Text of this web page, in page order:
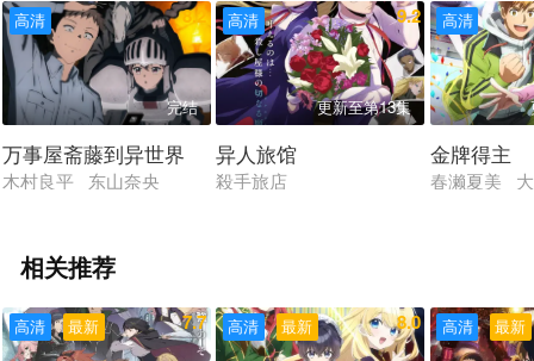
高清 8.2
完结
万事屋斋藤到异世界
木村良平 东山奈央
高清 9.2
更新至第13集
异人旅馆
殺手旅店
高清
金牌得主
春濑夏美
相关推荐
最新
高清 7.7 最新
高清 8.0 最新
高清